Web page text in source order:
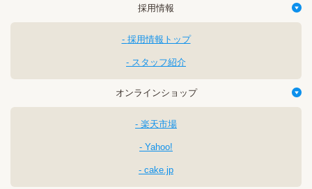
採用情報
採用情報トップ
スタッフ紹介
オンラインショップ
楽天市場
Yahoo!
cake.jp